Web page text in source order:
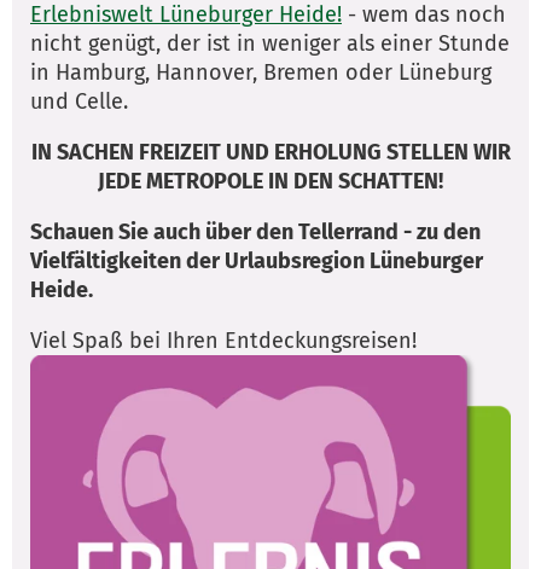
Erlebniswelt Lüneburger Heide! - wem das noch
nicht genügt, der ist in weniger als einer Stunde
in Hamburg, Hannover, Bremen oder Lüneburg
und Celle.
IN SACHEN FREIZEIT UND ERHOLUNG STELLEN WIR
JEDE METROPOLE IN DEN SCHATTEN!
Schauen Sie auch über den Tellerrand - zu den
Vielfältigkeiten der Urlaubsregion Lüneburger
Heide.
Viel Spaß bei Ihren Entdeckungsreisen!